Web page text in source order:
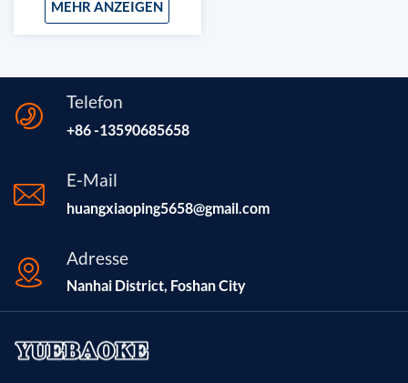
MEHR ANZEIGEN
Telefon
+86 -13590685658
E-Mail
huangxiaoping5658@gmail.com
Adresse
Nanhai District, Foshan City